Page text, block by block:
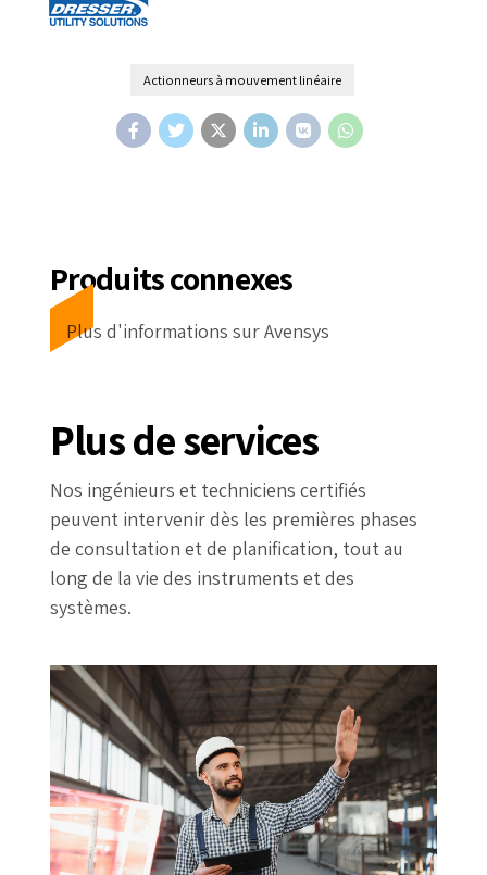
Actionneurs à mouvement linéaire
Produits connexes
Plus d'informations sur Avensys
Plus de services
Nos ingénieurs et techniciens certifiés
peuvent intervenir dès les premières phases
de consultation et de planification, tout au
long de la vie des instruments et des
systèmes.